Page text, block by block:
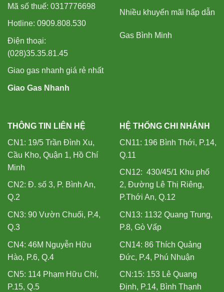
Mã số thuế: 0317776698
Hotline: 0909.808.530
Điện thoại:
(028)35.35.81.45
Giao gas nhanh giá rẻ nhất
Giao Gas Nhanh
Nhiều khuyến mãi hấp dẫn
Gas Bình Minh
THÔNG TIN LIÊN HỆ
CN1: 19/5 Trần Đình Xu,
Cầu Kho, Quận 1, Hồ Chí
Minh
CN2: Đ. số 3, P. Bình An,
Q.2
CN3: 90 Vườn Chuối, P.4,
Q.3
CN4: 46M Nguyễn Hữu
Hào, P.6, Q.4
CN5: 114 Phạm Hữu Chí,
P.15, Q.5
HỆ THỐNG CHI NHÁNH
CN11: 196 Bình Thới, P.14,
Q.11
CN12: 430/45/1 Khu phố
2, Đường Lê Thị Riêng,
P.Thới An, Q.12
CN13: 1132 Quang Trung,
P.8, Gò Vấp
CN14: 86 Thích Quảng
Đức, P.4, Phú Nhuận
CN:15: 153 Lê Quang
Định, P.14, Bình Thạnh